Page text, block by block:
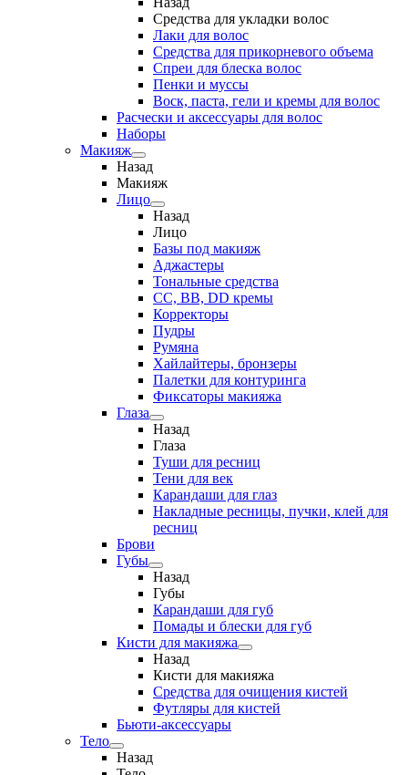
Средства для укладки волос
Лаки для волос
Средства для прикорневого объема
Спреи для блеска волос
Пенки и муссы
Воск, паста, гели и кремы для волос
Расчески и аксессуары для волос
Наборы
Макияж
Назад
Макияж
Лицо
Назад
Лицо
Базы под макияж
Аджастеры
Тональные средства
CC, BB, DD кремы
Корректоры
Пудры
Румяна
Хайлайтеры, бронзеры
Палетки для контуринга
Фиксаторы макияжа
Глаза
Назад
Глаза
Туши для ресниц
Тени для век
Карандаши для глаз
Накладные ресницы, пучки, клей для
ресниц
Брови
Губы
Назад
Губы
Карандаши для губ
Помады и блески для губ
Кисти для макияжа
Назад
Кисти для макияжа
Средства для очищения кистей
Футляры для кистей
Бьюти-аксессуары
Тело
Назад